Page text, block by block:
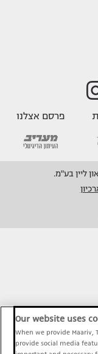
פרסם אצלנו
Our website uses
When we provide Maariv,
provide social media